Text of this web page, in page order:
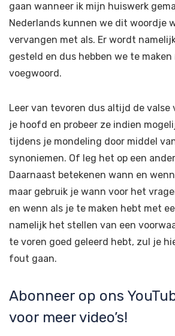
gaan wanneer ik mijn huiswerk
Nederlands kunnen we dit woordje
vervangen met als. Er wordt
gesteld en dus hebben we te maken
voegwoord.
Leer van tevoren dus altijd de valse
je hoofd en probeer ze indien
tijdens je mondeling door middel
synoniemen. Of leg het op een
Daarnaast betekenen wann en
maar gebruik je wann voor het
en wenn als je te maken hebt met
namelijk het stellen van een
te voren goed geleerd hebt, zul je
fout gaan.
Abonneer op ons
voor meer video’s!